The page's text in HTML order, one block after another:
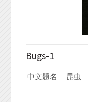
Bugs-1
中文题名 昆虫1